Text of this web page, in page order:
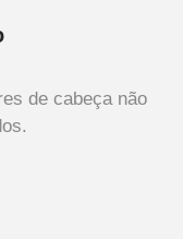
de cabeça não